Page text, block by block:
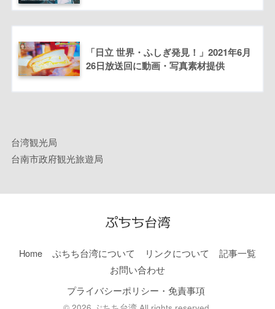
「日立 世界・ふしぎ発見！」2021年6月
26日放送回に動画・写真素材提供
台湾観光局
台南市政府観光旅遊局
Home ぷちち台湾について リンクについて
記事一覧
お問い合わせ
プライバシーポリシー・免責事項